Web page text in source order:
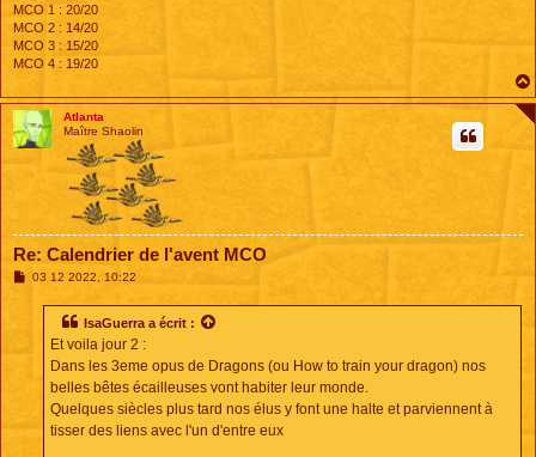
MCO 1 : 20/20
MCO 2 : 14/20
MCO 3 : 15/20
MCO 4 : 19/20
Atlanta
Maître Shaolin
Re: Calendrier de l'avent MCO
M03 12 2022, 10:22
IsaGuerra a écrit :
Et voila jour 2 :
Dans les 3eme opus de Dragons (ou How to train your dragon) nos
belles bêtes écailleuses vont habiter leur monde.
Quelques siècles plus tard nos élus y font une halte et parviennent à
tisser des liens avec l'un d'entre eux